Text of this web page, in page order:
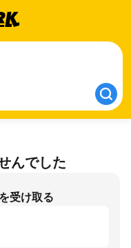
んでした
受け取る